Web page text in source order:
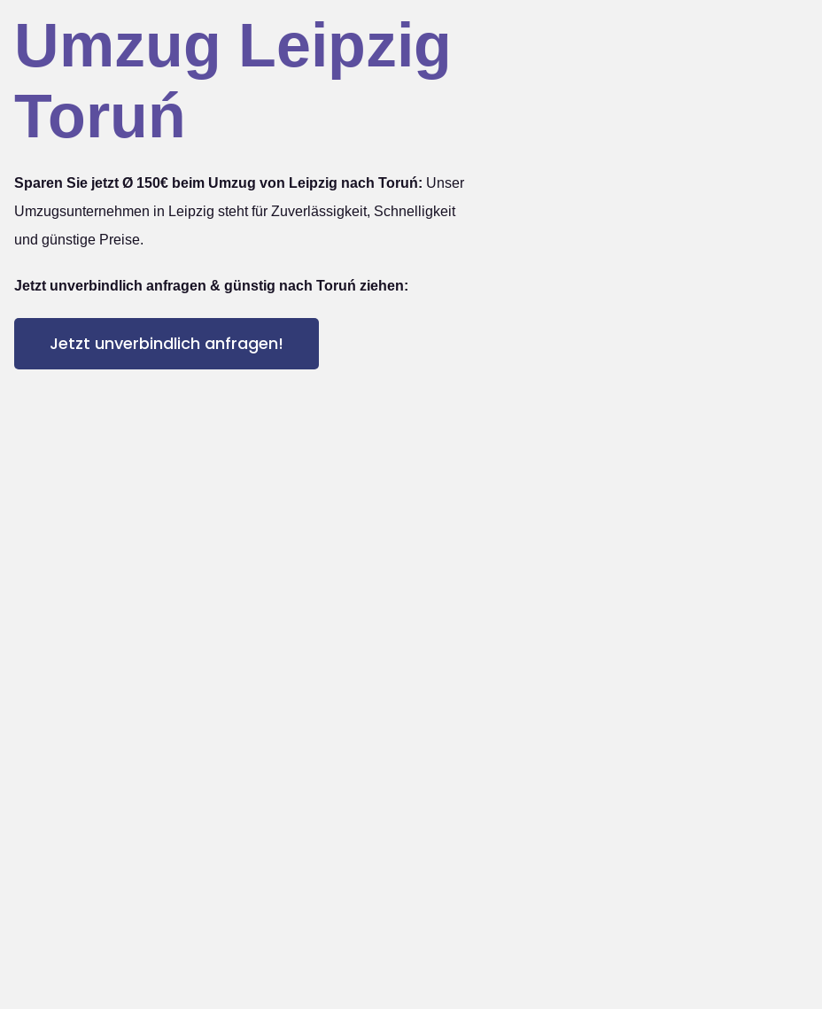
Umzug Leipzig
Toruń
Sparen Sie jetzt Ø 150€ beim Umzug von Leipzig nach Toruń: Unser
Umzugsunternehmen in Leipzig steht für Zuverlässigkeit, Schnelligkeit
und günstige Preise.
Jetzt unverbindlich anfragen & günstig nach Toruń ziehen:
Jetzt unverbindlich anfragen!